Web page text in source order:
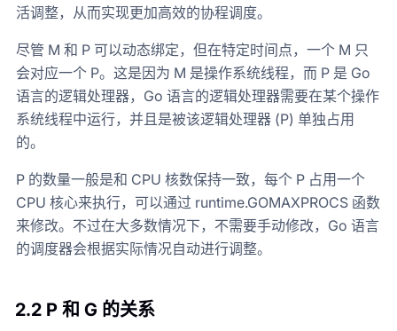
活调整，从而实现更加高效的协程调度。
尽管 M 和 P 可以动态绑定，但在特定时间点，一个 M 只
会对应一个 P。这是因为 M 是操作系统线程，而 P 是 Go
语言的逻辑处理器，Go 语言的逻辑处理器需要在某个操作
系统线程中运行，并且是被该逻辑处理器 (P) 单独占用
的。
P 的数量一般是和 CPU 核数保持一致，每个 P 占用一个
CPU 核心来执行，可以通过 runtime.GOMAXPROCS 函数
来修改。不过在大多数情况下，不需要手动修改，Go 语言
的调度器会根据实际情况自动进行调整。
2.2 P 和 G 的关系